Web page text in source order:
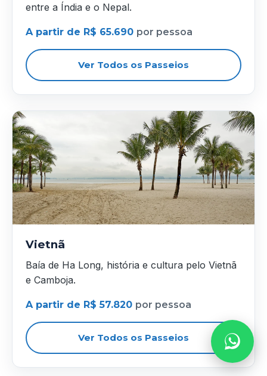
entre a Índia e o Nepal.
A partir de R$ 65.690 por pessoa
Ver Todos os Passeios
Vietnã
Baía de Ha Long, história e cultura pelo Vietnã
e Camboja.
A partir de R$ 57.820 por pessoa
Ver Todos os Passeios